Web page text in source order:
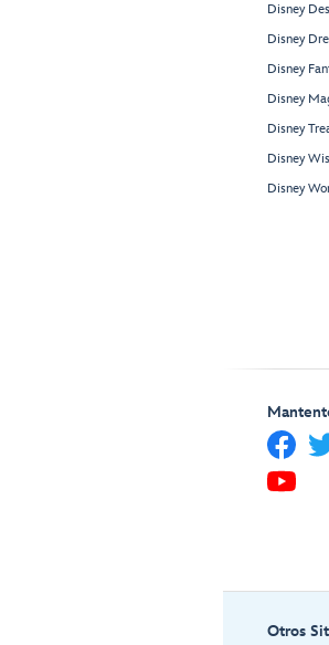
Disney
Disney
Disney
Disney
Disney
Disney
Disney
Otros